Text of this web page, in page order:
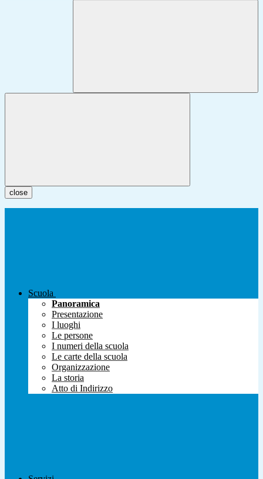
close
Scuola
Panoramica
Presentazione
I luoghi
Le persone
I numeri della scuola
Le carte della scuola
Organizzazione
La storia
Atto di Indirizzo